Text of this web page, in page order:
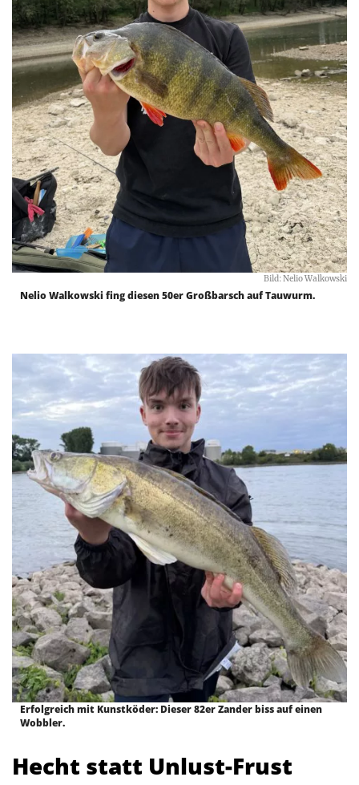
Bild: Nelio Walkowski
Nelio Walkowski fing diesen 50er Großbarsch auf Tauwurm.
Erfolgreich mit Kunstköder: Dieser 82er Zander biss auf einen
Wobbler.
Hecht statt Unlust-Frust